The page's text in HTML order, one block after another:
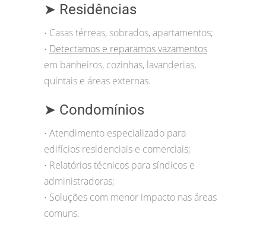
➤ Residências
• Casas térreas, sobrados, apartamentos;
• Detectamos e reparamos vazamentos
em banheiros, cozinhas, lavanderias,
quintais e áreas externas.
➤ Condomínios
• Atendimento especializado para
edifícios residenciais e comerciais;
• Relatórios técnicos para síndicos e
administradoras;
• Soluções com menor impacto nas áreas
comuns.